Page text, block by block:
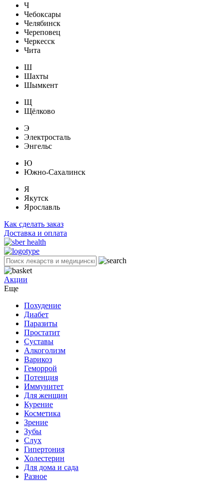
Ч
Чебоксары
Челябинск
Череповец
Черкесск
Чита
Ш
Шахты
Шымкент
Щ
Щёлково
Э
Электросталь
Энгельс
Ю
Южно-Сахалинск
Я
Якутск
Ярославль
Как сделать заказ
Доставка и оплата
Акции
Еще
Похудение
Диабет
Паразиты
Простатит
Суставы
Алкоголизм
Варикоз
Геморрой
Потенция
Иммунитет
Для женщин
Курение
Косметика
Зрение
Зубы
Слух
Гипертония
Холестерин
Для дома и сада
Разное